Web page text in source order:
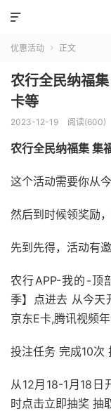

优惠活动  正文
农行全民纳福
卡等
2023-12-19 阅读(600)
农行全民纳福集 集
这个活动需要你从
然后到时候领奖励
先到先得，活动有
农行APP-我的-顶
季】点进去 从今天
京东E卡,腾讯视频
投注任务 完成10次
从12月18-1月18
时点击立即抽奖 抽